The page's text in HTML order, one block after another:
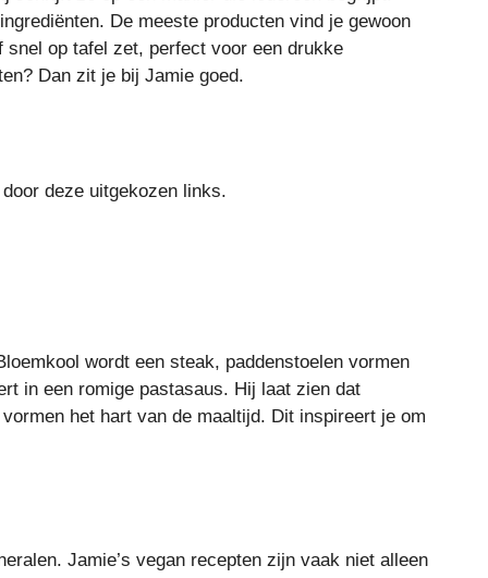
De meeste producten vind je gewoon
op tafel zet, perfect voor een drukke
Dan zit je bij Jamie goed.
deze uitgekozen links.
wordt een steak, paddenstoelen vormen
in een romige pastasaus. Hij laat zien dat
het hart van de maaltijd. Dit inspireert je om
Jamie’s vegan recepten zijn vaak niet alleen